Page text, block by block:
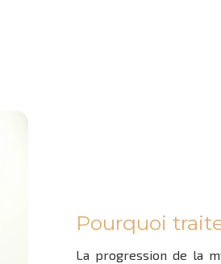
Pourquoi
La progression de la